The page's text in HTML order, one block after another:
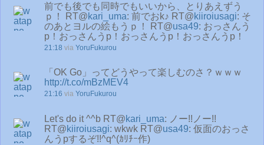
前でも後でも同時でもいいから、とりあえずう
ｐ！ RT@kari_uma: 前でおk♪ RT@kiiroiusagi: そ
のあとヨルの絵もうｐ！ RT@usa49: おっさんう
p！おっさんうp！おっさんうp！おっさんうp！
21:18 via YoruFukurou
「OK Go」ってどうやって楽しむのさ？ｗｗｗ
http://t.co/mBzMEV4
21:16 via YoruFukurou
Let's do it ^^b RT@kari_uma: ノー!!ノー!!
RT@kiiroiusagi: wkwk RT@usa49: 仮面のおっさ
んうpするぞ!!^q^(ｶﾘﾁｰ作)